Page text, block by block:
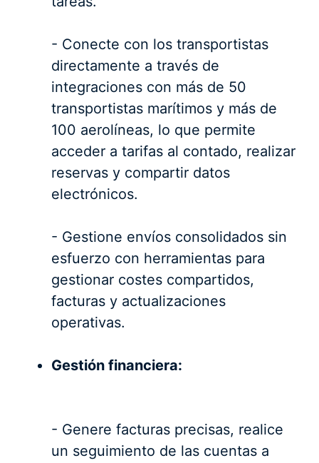
- Conecte con los transportistas
directamente a través de
integraciones con más de 50
transportistas marítimos y más de
100 aerolíneas, lo que permite
acceder a tarifas al contado, realizar
reservas y compartir datos
electrónicos.
- Gestione envíos consolidados sin
esfuerzo con herramientas para
gestionar costes compartidos,
facturas y actualizaciones
operativas.
Gestión financiera:
- Genere facturas precisas, realice
un seguimiento de las cuentas a